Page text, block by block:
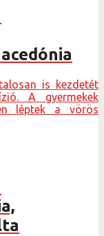
is kezdetét
A gyermekek
léptek a vörös